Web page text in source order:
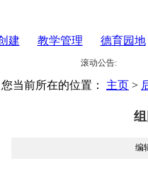
建 教学管理 德育园地
滚动公告:
您当前所在的位置： 主页 >
编